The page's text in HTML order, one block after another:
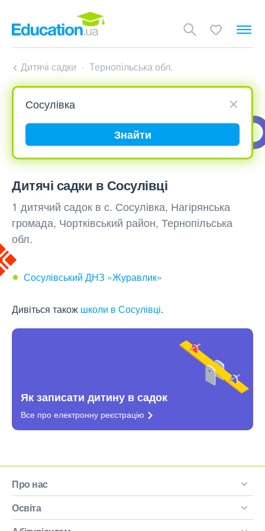
Дитячі садки Тернопільська обл.
Знайти
Дитячі садки в Сосулівці
1 дитячий садок в с. Сосулівка, Нагірянська
громада, Чортківський район, Тернопільська
обл.
Сосулівський ДНЗ «Журавлик»
Дивіться також школи в Сосулівці.
Як записати дитину в садок
Все про електронну реєстрацію
Про нас
Освіта